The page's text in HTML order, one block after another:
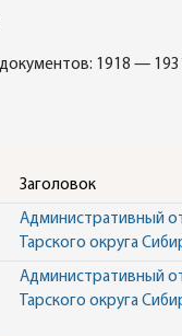
1918 —
Заголовок
Административный
Тарского округа
Административный
Тарского округа